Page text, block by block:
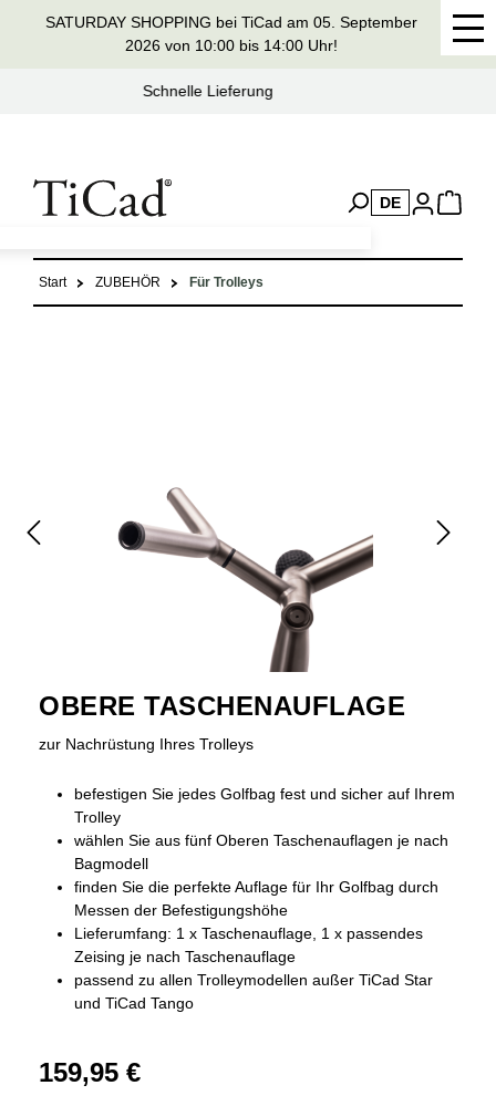
springen
SATURDAY SHOPPING bei TiCad am 05. September
2026 von 10:00 bis 14:00 Uhr!
Seit 37 Jahren Handmade in Germany
DE
Start ZUBEHÖR Für Trolleys
OBERE TASCHENAUFLAGE
zur Nachrüstung Ihres Trolleys
befestigen Sie jedes Golfbag fest und sicher auf Ihrem
Trolley
wählen Sie aus fünf Oberen Taschenauflagen je nach
Bagmodell
finden Sie die perfekte Auflage für Ihr Golfbag durch
Messen der Befestigungshöhe
Lieferumfang: 1 x Taschenauflage, 1 x passendes
Zeising je nach Taschenauflage
passend zu allen Trolleymodellen außer TiCad Star
und TiCad Tango
159,95 €